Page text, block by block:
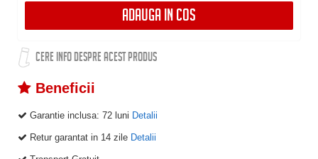
ADAUGA IN COS
CERE INFO DESPRE ACEST PRODUS
Beneficii
Garantie inclusa: 72 luni Detalii
Retur garantat in 14 zile Detalii